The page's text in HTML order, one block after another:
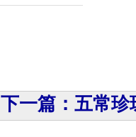
下一篇：五常珍